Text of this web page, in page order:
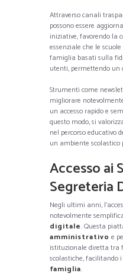
Attraverso canali
possono essere
iniziative, favorendo la
essenziale che le
famiglia basati sulla
utenti, permettendo un
Strumenti come
migliorare
un accesso rapido e
questo modo, si
nel percorso educativo
un ambiente scolastico
Accesso ai
Segreteria
Negli ultimi anni,
notevolmente
digitale. Questa
amministrativo e
istituzionale diretta tra
scolastiche, facilitando i
famiglia.